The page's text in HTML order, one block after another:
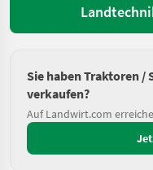
Sie haben Traktoren /
verkaufen?
Auf Landwirt.com